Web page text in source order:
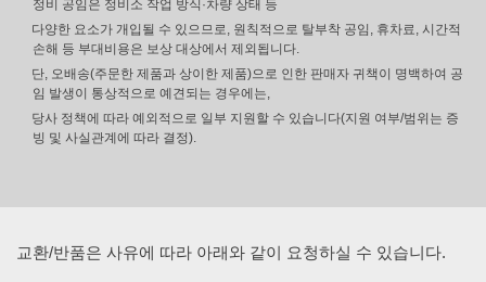
정비 공임은 정비소 작업 방식·차량 상태 등
다양한 요소가 개입될 수 있으므로, 원칙적으로 탈부착 공임, 휴차료, 시간적
손해 등 부대비용은 보상 대상에서 제외됩니다.
단, 오배송(주문한 제품과 상이한 제품)으로 인한 판매자 귀책이 명백하여 공
임 발생이 통상적으로 예견되는 경우에는,
당사 정책에 따라 예외적으로 일부 지원할 수 있습니다(지원 여부/범위는 증
빙 및 사실관계에 따라 결정).
교환/반품은 사유에 따라 아래와 같이 요청하실 수 있습니다.